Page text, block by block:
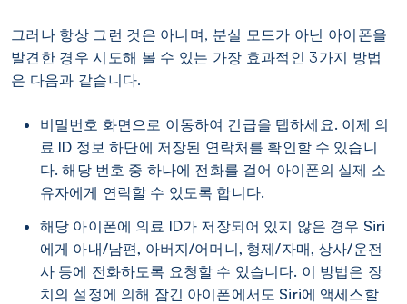
그러나 항상 그런 것은 아니며, 분실 모드가 아닌 아이폰을
발견한 경우 시도해 볼 수 있는 가장 효과적인 3가지 방법
은 다음과 같습니다.
비밀번호 화면으로 이동하여 긴급을 탭하세요. 이제 의
료 ID 정보 하단에 저장된 연락처를 확인할 수 있습니
다. 해당 번호 중 하나에 전화를 걸어 아이폰의 실제 소
유자에게 연락할 수 있도록 합니다.
해당 아이폰에 의료 ID가 저장되어 있지 않은 경우 Siri
에게 아내/남편, 아버지/어머니, 형제/자매, 상사/운전
사 등에 전화하도록 요청할 수 있습니다. 이 방법은 장
치의 설정에 의해 잠긴 아이폰에서도 Siri에 액세스할